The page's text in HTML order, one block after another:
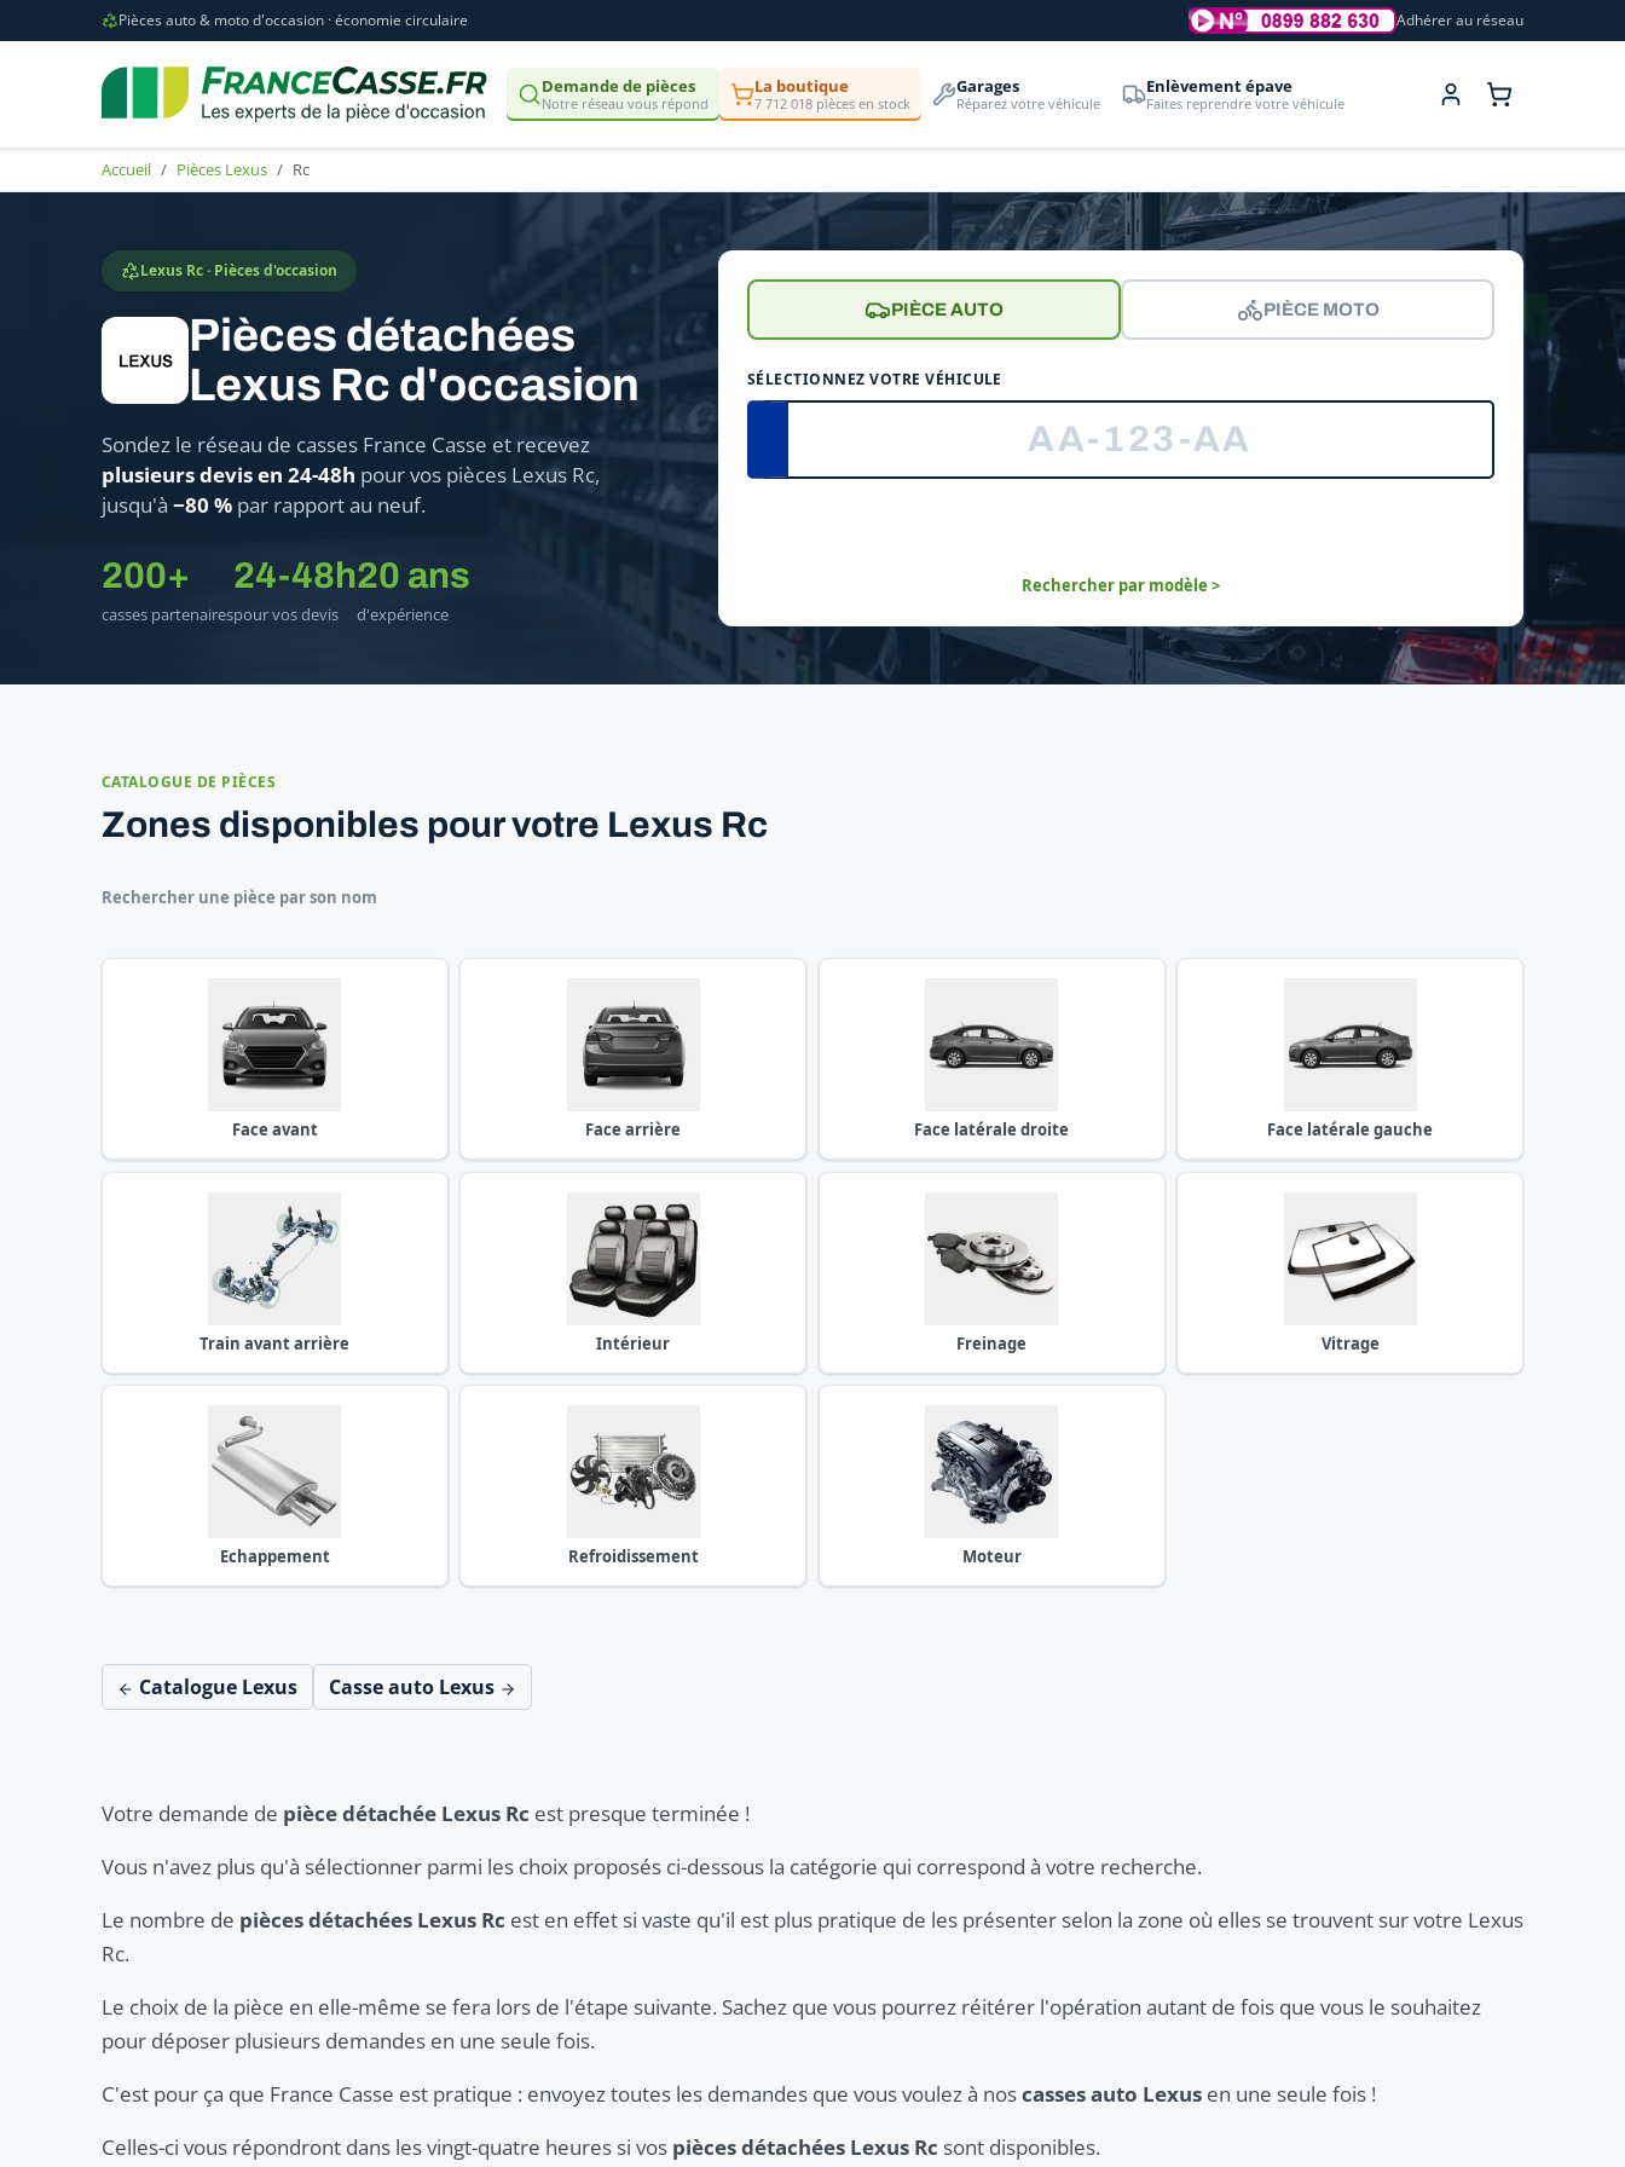
Pièces auto & moto d'occasion · économie circulaire Adhérer au réseau
Demande de pièces
Notre réseau vous répond
La boutique
7 712 018 pièces en stock
Garages
Réparez votre véhicule
Enlèvement épave
Faites reprendre votre véhicule
Accueil Pièces Lexus Rc
Lexus Rc · Pièces d'occasion
Pièces détachées
Lexus Rc d'occasion
Sondez le réseau de casses France Casse et recevez
plusieurs devis en 24-48h pour vos pièces Lexus Rc,
jusqu'à −80 % par rapport au neuf.
200+
casses partenaires
24-48h
pour vos devis
20 ans
d'expérience
PIÈCE AUTO PIÈCE MOTO
SÉLECTIONNEZ VOTRE VÉHICULE
Rechercher par modèle >
CATALOGUE DE PIÈCES
Zones disponibles pour votre Lexus Rc
Rechercher une pièce par son nom
Face avant Face arrière Face latérale droite Face latérale gauche
Train avant arrière Intérieur Freinage Vitrage
Echappement Refroidissement Moteur
Catalogue Lexus Casse auto Lexus
Votre demande de pièce détachée Lexus Rc est presque terminée !
Vous n'avez plus qu'à sélectionner parmi les choix proposés ci-dessous la catégorie qui correspond à votre recherche.
Le nombre de pièces détachées Lexus Rc est en effet si vaste qu'il est plus pratique de les présenter selon la zone où elles se trouvent sur votre Lexus
Rc.
Le choix de la pièce en elle-même se fera lors de l'étape suivante. Sachez que vous pourrez réitérer l'opération autant de fois que vous le souhaitez
pour déposer plusieurs demandes en une seule fois.
C'est pour ça que France Casse est pratique : envoyez toutes les demandes que vous voulez à noscasses auto Lexus en une seule fois !
Celles-ci vous répondront dans les vingt-quatre heures si vos pièces détachées Lexus Rc sont disponibles.